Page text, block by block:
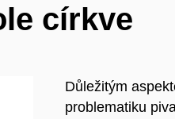
církve
Důležitým
problematiku